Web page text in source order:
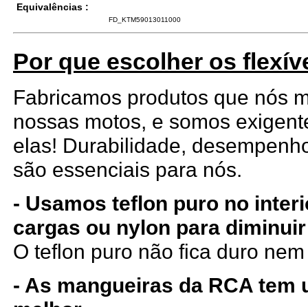
Equivalências :
FD_KTM59013011000
Por que escolher os
Fabricamos produtos que nós
nossas motos, e somos
elas! Durabilidade,
são essenciais para nós.
- Usamos teflon puro no
cargas ou nylon para
O teflon puro não fica duro
- As mangueiras da RCA tem